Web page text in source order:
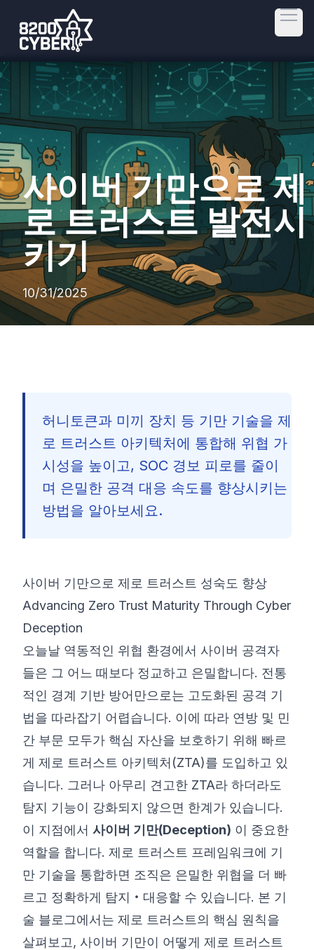
🇰🇷
©2026 8200 사이버 부트캠프
사이버 기만으로 제
로 트러스트 발전시
키기
10/31/2025
허니토큰과 미끼 장치 등 기만 기술을 제
로 트러스트 아키텍처에 통합해 위협 가
시성을 높이고, SOC 경보 피로를 줄이
며 은밀한 공격 대응 속도를 향상시키는
방법을 알아보세요.
사이버 기만으로 제로 트러스트 성숙도 향상
Advancing Zero Trust Maturity Through Cyber
Deception
오늘날 역동적인 위협 환경에서 사이버 공격자
들은 그 어느 때보다 정교하고 은밀합니다. 전통
적인 경계 기반 방어만으로는 고도화된 공격 기
법을 따라잡기 어렵습니다. 이에 따라 연방 및 민
간 부문 모두가 핵심 자산을 보호하기 위해 빠르
게 제로 트러스트 아키텍처(ZTA)를 도입하고 있
습니다. 그러나 아무리 견고한 ZTA라 하더라도
탐지 기능이 강화되지 않으면 한계가 있습니다.
이 지점에서 사이버 기만(Deception) 이 중요한
역할을 합니다. 제로 트러스트 프레임워크에 기
만 기술을 통합하면 조직은 은밀한 위협을 더 빠
르고 정확하게 탐지‧대응할 수 있습니다. 본 기
술 블로그에서는 제로 트러스트의 핵심 원칙을
살펴보고, 사이버 기만이 어떻게 제로 트러스트